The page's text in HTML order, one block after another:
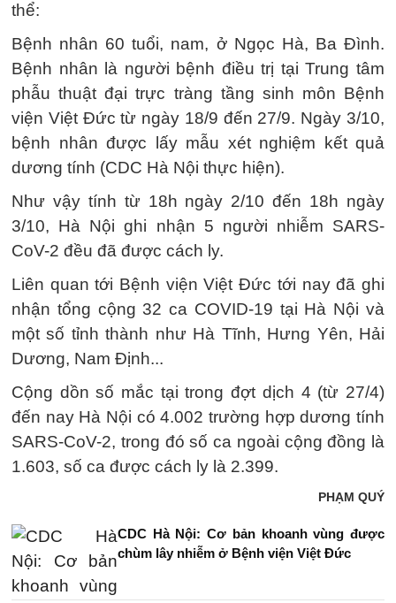
thể:
Bệnh nhân 60 tuổi, nam, ở Ngọc Hà, Ba Đình.
Bệnh nhân là người bệnh điều trị tại Trung tâm
phẫu thuật đại trực tràng tầng sinh môn Bệnh
viện Việt Đức từ ngày 18/9 đến 27/9. Ngày 3/10,
bệnh nhân được lấy mẫu xét nghiệm kết quả
dương tính (CDC Hà Nội thực hiện).
Như vậy tính từ 18h ngày 2/10 đến 18h ngày
3/10, Hà Nội ghi nhận 5 người nhiễm SARS-
CoV-2 đều đã được cách ly.
Liên quan tới Bệnh viện Việt Đức tới nay đã ghi
nhận tổng cộng 32 ca COVID-19 tại Hà Nội và
một số tỉnh thành như Hà Tĩnh, Hưng Yên, Hải
Dương, Nam Định...
Cộng dồn số mắc tại trong đợt dịch 4 (từ 27/4)
đến nay Hà Nội có 4.002 trường hợp dương tính
SARS-CoV-2, trong đó số ca ngoài cộng đồng là
1.603, số ca được cách ly là 2.399.
PHẠM QUÝ
CDC Hà Nội: Cơ bản khoanh vùng được
chùm lây nhiễm ở Bệnh viện Việt Đức